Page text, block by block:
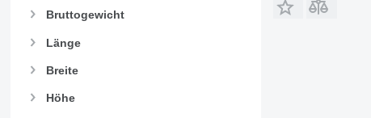
Bruttogewicht
Länge
Breite
Höhe